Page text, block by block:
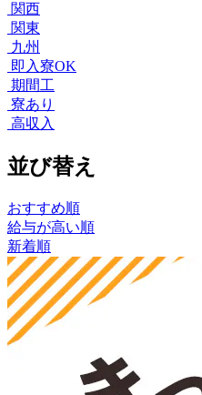
関西
関東
九州
即入寮OK
期間工
寮あり
高収入
並び替え
おすすめ順
給与が高い順
新着順